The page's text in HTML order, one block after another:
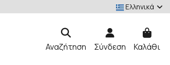
Ελληνικά
Αναζήτηση Σύνδεση Καλάθι